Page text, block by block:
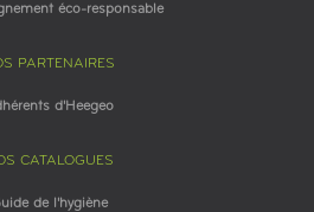
éco-responsable
PARTENAIRES
d'Heegeo
CATALOGUES
de l'hygiène